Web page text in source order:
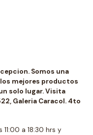
Somos una
mejores productos
solo lugar. Visita
Galeria Caracol. 4to
a 18:30 hrs y